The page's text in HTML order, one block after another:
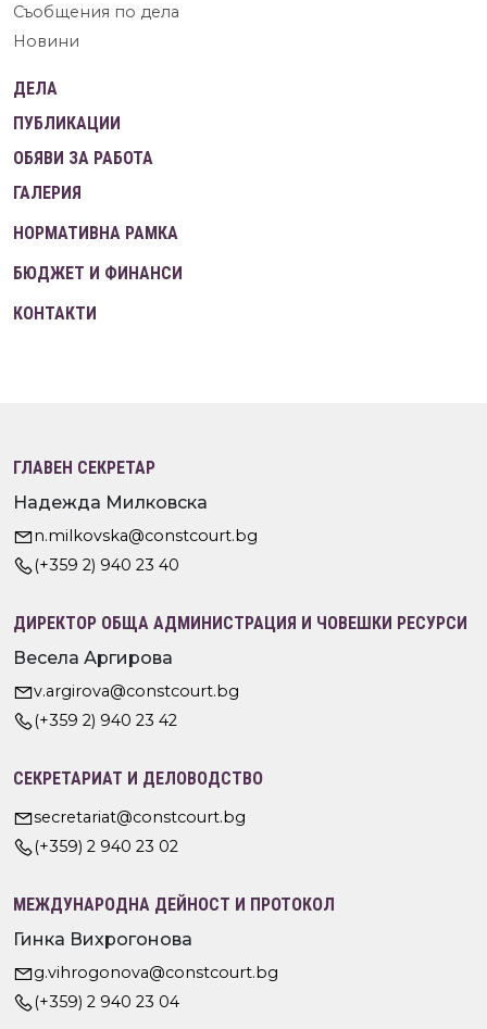
Съобщения по дела
Новини
ДЕЛА
ПУБЛИКАЦИИ
ОБЯВИ ЗА РАБОТА
ГАЛЕРИЯ
НОРМАТИВНА РАМКА
БЮДЖЕТ И ФИНАНСИ
КОНТАКТИ
ГЛАВЕН СЕКРЕТАР
Надежда Милковска
n.milkovska@constcourt.bg
(+359 2) 940 23 40
ДИРЕКТОР ОБЩА АДМИНИСТРАЦИЯ И ЧОВЕШКИ РЕСУРСИ
Весела Аргирова
v.argirova@constcourt.bg
(+359 2) 940 23 42
СЕКРЕТАРИАТ И ДЕЛОВОДСТВО
secretariat@constcourt.bg
(+359) 2 940 23 02
МЕЖДУНАРОДНА ДЕЙНОСТ И ПРОТОКОЛ
Гинка Вихрогонова
g.vihrogonova@constcourt.bg
(+359) 2 940 23 04